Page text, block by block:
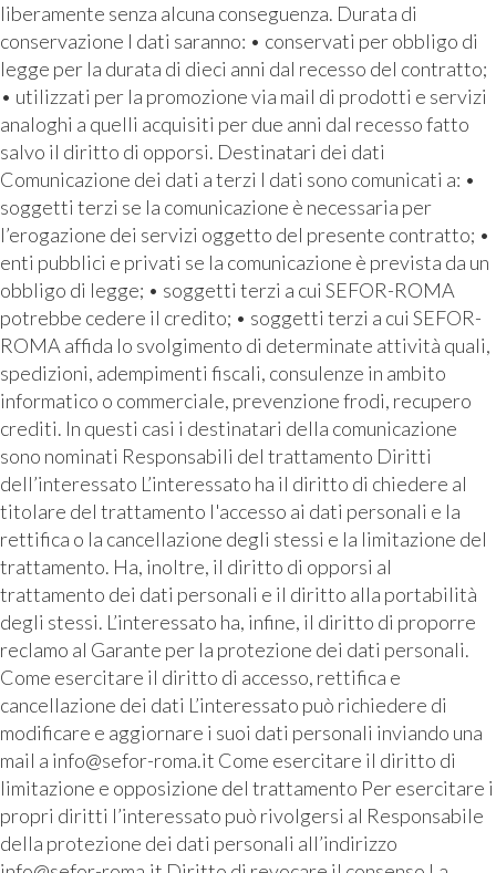
liberamente senza alcuna conseguenza. Durata di
conservazione I dati saranno: • conservati per obbligo di
legge per la durata di dieci anni dal recesso del contratto;
• utilizzati per la promozione via mail di prodotti e servizi
analoghi a quelli acquisiti per due anni dal recesso fatto
salvo il diritto di opporsi. Destinatari dei dati
Comunicazione dei dati a terzi I dati sono comunicati a: •
soggetti terzi se la comunicazione è necessaria per
l’erogazione dei servizi oggetto del presente contratto; •
enti pubblici e privati se la comunicazione è prevista da un
obbligo di legge; • soggetti terzi a cui SEFOR-ROMA
potrebbe cedere il credito; • soggetti terzi a cui SEFOR-
ROMA affida lo svolgimento di determinate attività quali,
spedizioni, adempimenti fiscali, consulenze in ambito
informatico o commerciale, prevenzione frodi, recupero
crediti. In questi casi i destinatari della comunicazione
sono nominati Responsabili del trattamento Diritti
dell’interessato L’interessato ha il diritto di chiedere al
titolare del trattamento l'accesso ai dati personali e la
rettifica o la cancellazione degli stessi e la limitazione del
trattamento. Ha, inoltre, il diritto di opporsi al
trattamento dei dati personali e il diritto alla portabilità
degli stessi. L’interessato ha, infine, il diritto di proporre
reclamo al Garante per la protezione dei dati personali.
Come esercitare il diritto di accesso, rettifica e
cancellazione dei dati L’interessato può richiedere di
modificare e aggiornare i suoi dati personali inviando una
mail a info@sefor-roma.it Come esercitare il diritto di
limitazione e opposizione del trattamento Per esercitare i
propri diritti l’interessato può rivolgersi al Responsabile
della protezione dei dati personali all’indirizzo